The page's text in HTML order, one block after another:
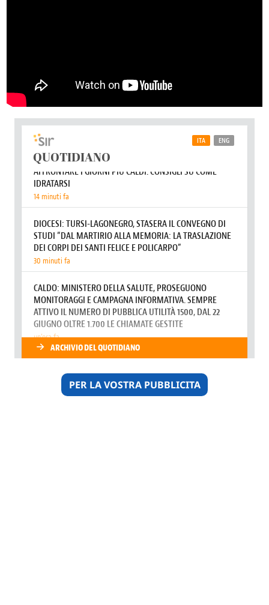
PER LA VOSTRA PUBBLICITA